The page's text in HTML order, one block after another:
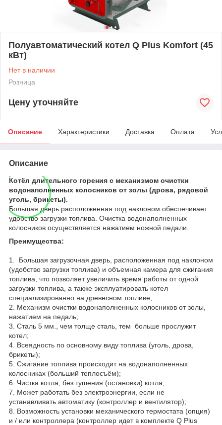
Полуавтоматический котел Q Plus Komfort (45
кВт)
Нет в наличии
Розница
Цену уточняйте
Описание Характеристики Доставка Оплата
Описание
Котёл длительного горения с механизмом очистки
водонаполненных колосников от золы (дрова, рядовой
уголь, брикеты).
Большая дверь расположенная под наклоном обеспечивает
удобство загрузки топлива. Очистка водонаполненных
колосников осуществляется нажатием ножной педали.
Преимущества:
1. Большая загрузочная дверь, расположенная под наклоном
(удобство загрузки топлива) и объемная камера для сжигания
топлива, что позволяет увеличить время работы от одной
загрузки топлива, а также эксплуатировать котел
специализированно на древесном топливе;
2. Механизм очистки водонаполненных колосников от золы,
нажатием на педаль;
3. Сталь 5 мм., чем толще сталь, тем больше прослужит
котел;
4. Всеядность по основному виду топлива (уголь, дрова,
брикеты);
5. Сжигание топлива происходит на водонаполненных
колосниках (больший теплосъём);
6. Чистка котла, без тушения (остановки) котла;
7. Может работать без электроэнергии, если не
устанавливать автоматику (контроллер и вентилятор);
8. Возможность установки механического термостата (опция)
и / или контроллера (контроллер идет в комплекте Q Plus